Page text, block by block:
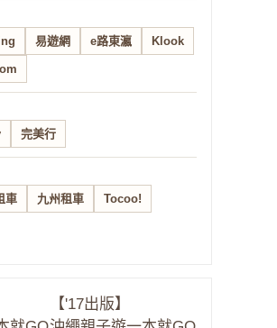
易遊網 e路東瀛 Klook
完美行
車 九州租車 Tocoo!
【'17出版】